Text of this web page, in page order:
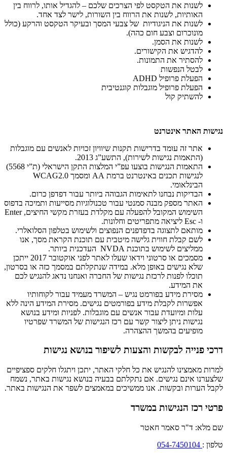
לשנות את הטקסט לפי הצרכים שלכם – להגדיל אותו, לרווח בין
האותיות, לשנות את הרווח בין השורות, לישר לצד אחד.
לשנות את הניגודיות של צבעי המסך ובעיקר הטקסט והרקע (כולל
מונוכרום וצבע חום כהה).
לשנות את הסמן.
להדגיש את הקישורים.
להסתיר את התמונות.
לבטל הנפשות
הפעלת פרופיל ADHD
הפעלת פרופיל מוגבלות קוגנטיבית
להשתיק קול
נגישות האתר אינטרנט
אתר זה עומד בדרישות תקנות שיוויון זכויות לאנשים עם מוגבלות
(התאמות נגישות לשירות), התשע”ג 2013.
התאמות הנגישות בוצעו עפ”י המלצות התקן הישראלי (ת”י 5568)
לנגישות תכנים באינטרנט ברמת AA ומסמך WCAG2.0
הבינלאומי.
הבדיקות נבחנו לתאימות הגבוהה ביותר עבור דפדפן כרום.
האתר מספק מבנה סמנטי עבור טכנולוגיות מסייעות ותמיכה בדפוס
השימוש המקובל להפעלה עם מקלדת בעזרת מקשי החיצים, Enter
ו- Esc ליציאה מתפריטים וחלונות.
מותאם לתצוגה בדפדפנים הנפוצים ולשימוש בטלפון הסלואלרי.
לשם קבלת חווית גלישה מיטבית עם תוכנת הקראת מסך, אנו
ממליצים לשימוש בתוכנת NVDA העדכנית ביותר.
מסמכים או סרטוני וידאו שעלו לאתר לפני אוקטובר 2017 ייתכן
שלא נגישים באופן מלא. במידה שנתקלתם במסמך כזה או בסרטון,
תוכלו לפנות לרכזת נגישות של החברה ואנחנו נדאג להנגיש לכם
את המידע.
מסירת מידע בפורמט נגיש – המשרד מעמיד עבור לקוחותיו
אפשרות לקבלת מידע בפורמטים נגישים. מסירת המידע הינה ללא
עלות ומיועדת עבור אנשים עם מוגבלות. לפניות ומידע בנושא
נגישות ניתן ליצור קשר עם רכז הנגישות של המשרד שפרטיו
מופיעים בהמשך ההצהרה.
דרכי פנייה לבקשות והצעות לשיפור בנושא נגישות
למרות מאמצינו להנגיש את כל חלקי האתר, יתכן ויתגלו חלקים ספציפיים
שלצערנו אינם נגישים. אם נתקלתם בבעיה בנושא נגישות באתר, נשמח
לקבל הערות ובקשות. אנו ממשיכים במאמצים לשפר את הנגישות באתר.
פרטי רכז הנגישות במשרד
שם מלא: ד"ר סאמר חאטר
טלפון :